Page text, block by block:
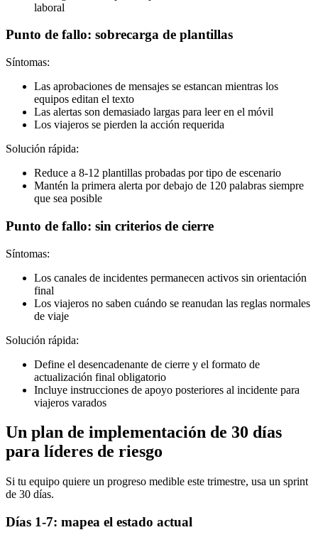
laboral
Punto de fallo: sobrecarga de plantillas
Síntomas:
Las aprobaciones de mensajes se estancan mientras los
equipos editan el texto
Las alertas son demasiado largas para leer en el móvil
Los viajeros se pierden la acción requerida
Solución rápida:
Reduce a 8-12 plantillas probadas por tipo de escenario
Mantén la primera alerta por debajo de 120 palabras siempre
que sea posible
Punto de fallo: sin criterios de cierre
Síntomas:
Los canales de incidentes permanecen activos sin orientación
final
Los viajeros no saben cuándo se reanudan las reglas normales
de viaje
Solución rápida:
Define el desencadenante de cierre y el formato de
actualización final obligatorio
Incluye instrucciones de apoyo posteriores al incidente para
viajeros varados
Un plan de implementación de 30 días
para líderes de riesgo
Si tu equipo quiere un progreso medible este trimestre, usa un sprint
de 30 días.
Días 1-7: mapea el estado actual